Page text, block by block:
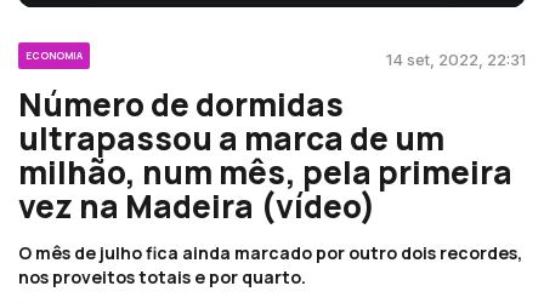
ECONOMIA 14 set, 2022, 22:31
Número de dormidas
ultrapassou a marca de um
milhão, num mês, pela primeira
vez na Madeira (vídeo)
O mês de julho fica ainda marcado por outro dois recordes,
nos proveitos totais e por quarto.